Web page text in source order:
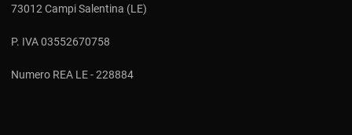
73012 Campi Salentina (LE)
P. IVA 03552670758
Numero REA LE - 228884